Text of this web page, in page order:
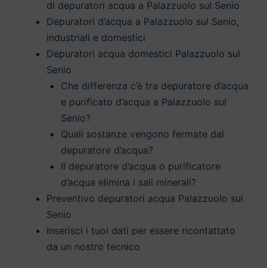
di depuratori acqua a Palazzuolo sul Senio
Depuratori d’acqua a Palazzuolo sul Senio,
industriali e domestici
Depuratori acqua domestici Palazzuolo sul
Senio
Che differenza c’è tra depuratore d’acqua
e purificato d’acqua a Palazzuolo sul
Senio?
Quali sostanze vengono fermate dal
depuratore d’acqua?
Il depuratore d’acqua o purificatore
d’acqua elimina i sali minerali?
Preventivo depuratori acqua Palazzuolo sul
Senio
Inserisci i tuoi dati per essere ricontattato
da un nostro tecnico